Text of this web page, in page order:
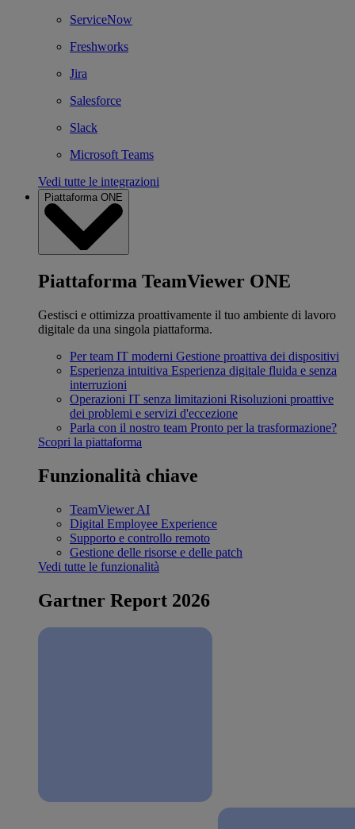
ServiceNow
Freshworks
Jira
Salesforce
Slack
Microsoft Teams
Vedi tutte le integrazioni
Piattaforma ONE
Piattaforma TeamViewer ONE
Gestisci e ottimizza proattivamente il tuo ambiente di lavoro
digitale da una singola piattaforma.
Per team IT moderni Gestione proattiva dei dispositivi
Esperienza intuitiva Esperienza digitale fluida e senza
interruzioni
Operazioni IT senza limitazioni Risoluzioni proattive
dei problemi e servizi d'eccezione
Parla con il nostro team Pronto per la trasformazione?
Scopri la piattaforma
Funzionalità chiave
TeamViewer AI
Digital Employee Experience
Supporto e controllo remoto
Gestione delle risorse e delle patch
Vedi tutte le funzionalità
Gartner Report 2026